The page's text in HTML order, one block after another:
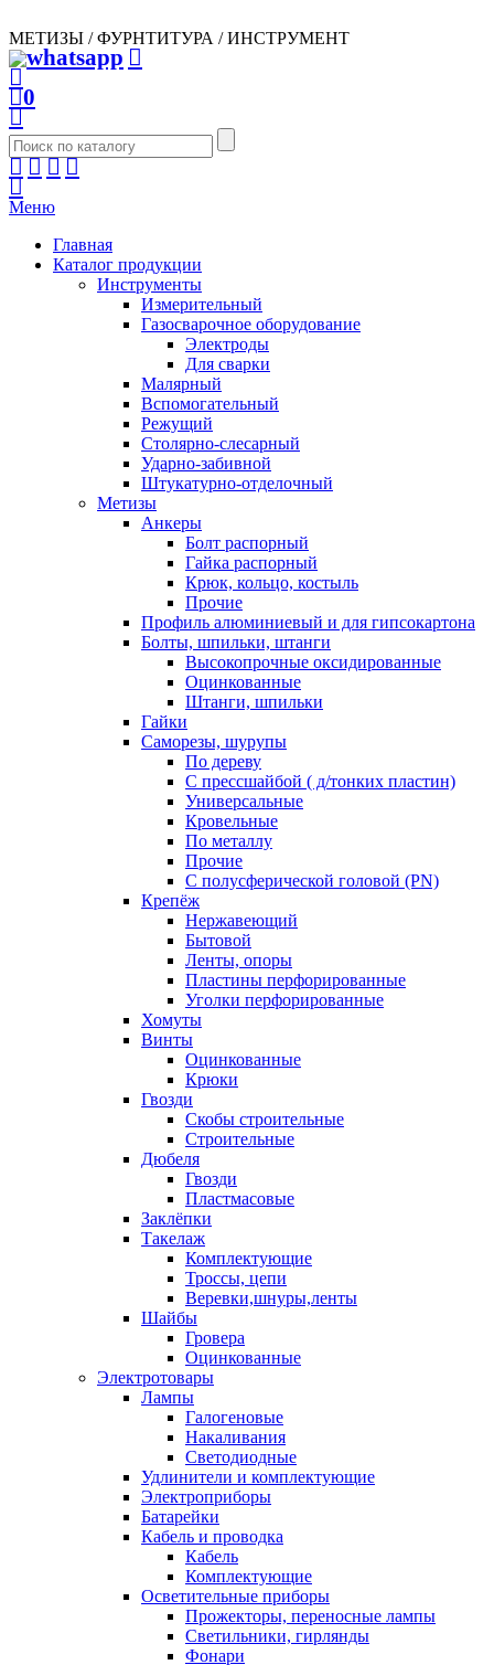
МЕТИЗЫ / ФУРНТИТУРА / ИНСТРУМЕНТ
0
Меню
Главная
Каталог продукции
Инструменты
Измерительный
Газосварочное оборудование
Электроды
Для сварки
Малярный
Вспомогательный
Режущий
Столярно-слесарный
Ударно-забивной
Штукатурно-отделочный
Метизы
Анкеры
Болт распорный
Гайка распорный
Крюк, кольцо, костыль
Прочие
Профиль алюминиевый и для гипсокартона
Болты, шпильки, штанги
Высокопрочные оксидированные
Оцинкованные
Штанги, шпильки
Гайки
Саморезы, шурупы
По дереву
С прессшайбой ( д/тонких пластин)
Универсальные
Кровельные
По металлу
Прочие
С полусферической головой (PN)
Крепёж
Нержавеющий
Бытовой
Ленты, опоры
Пластины перфорированные
Уголки перфорированные
Хомуты
Винты
Оцинкованные
Крюки
Гвозди
Скобы строительные
Строительные
Дюбеля
Гвозди
Пластмасовые
Заклёпки
Такелаж
Комплектующие
Троссы, цепи
Веревки,шнуры,ленты
Шайбы
Гровера
Оцинкованные
Электротовары
Лампы
Галогеновые
Накаливания
Светодиодные
Удлинители и комплектующие
Электроприборы
Батарейки
Кабель и проводка
Кабель
Комплектующие
Осветительные приборы
Прожекторы, переносные лампы
Светильники, гирлянды
Фонари